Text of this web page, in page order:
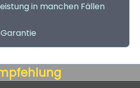
in manchen Fällen